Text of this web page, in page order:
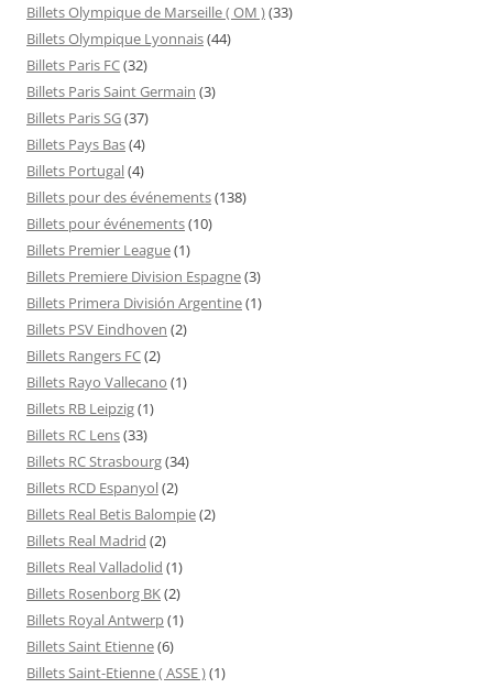
Billets Olympique de Marseille ( OM )(33)
Billets Olympique Lyonnais(44)
Billets Paris FC(32)
Billets Paris Saint Germain (3)
Billets Paris SG(37)
Billets Pays Bas(4)
Billets Portugal(4)
Billets pour des événements(138)
Billets pour événements(10)
Billets Premier League(1)
Billets Premiere Division Espagne(3)
Billets Primera División Argentine(1)
Billets PSV Eindhoven (2)
Billets Rangers FC(2)
Billets Rayo Vallecano (1)
Billets RB Leipzig(1)
Billets RC Lens(33)
Billets RC Strasbourg(34)
Billets RCD Espanyol(2)
Billets Real Betis Balompie(2)
Billets Real Madrid (2)
Billets Real Valladolid (1)
Billets Rosenborg BK(2)
Billets Royal Antwerp(1)
Billets Saint Etienne(6)
Billets Saint-Etienne ( ASSE )(1)